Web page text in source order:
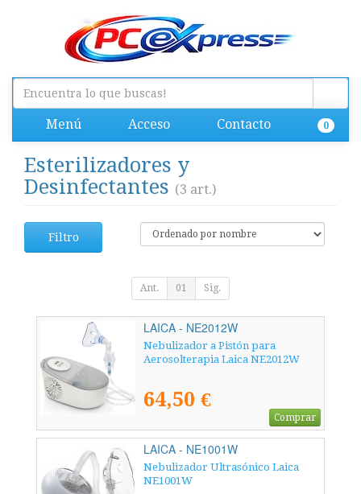
Menú Acceso Contacto 0
Esterilizadores y
Desinfectantes (3 art.)
Filtro
Ant. 01 Sig.
LAICA - NE2012W
Nebulizador a Pistón para
Aerosolterapia Laica NE2012W
64,50 €
Comprar
LAICA - NE1001W
Nebulizador Ultrasónico Laica
NE1001W